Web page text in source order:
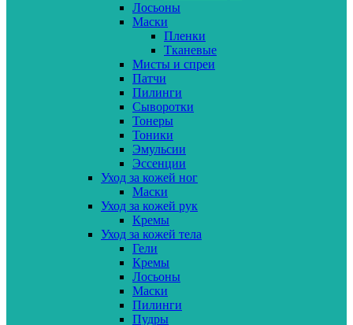
Лосьоны
Маски
Пленки
Тканевые
Мисты и спреи
Патчи
Пилинги
Сыворотки
Тонеры
Тоники
Эмульсии
Эссенции
Уход за кожей ног
Маски
Уход за кожей рук
Кремы
Уход за кожей тела
Гели
Кремы
Лосьоны
Маски
Пилинги
Пудры